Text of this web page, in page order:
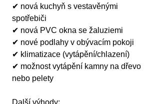
✔ nová kuchyň s vestavěnými
spotřebiči
✔ nová PVC okna se žaluziemi
✔ nové podlahy v obývacím pokoji
✔ klimatizace (vytápění/chlazení)
✔ možnost vytápění kamny na dřevo
nebo pelety
Další výhody: